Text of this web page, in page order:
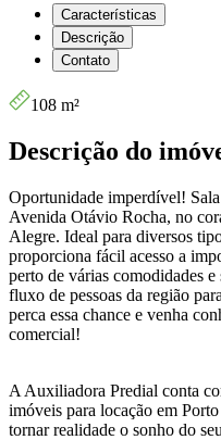
Características
Descrição
Contato
108 m²
Descrição do
Oportunidade imperdível!
Avenida Otávio Rocha, no
Alegre. Ideal para diversos
proporciona fácil acesso a
perto de várias comodidades
fluxo de pessoas da região
perca essa chance e venha
comercial!
A Auxiliadora Predial conta
imóveis para locação em
tornar realidade o sonho do